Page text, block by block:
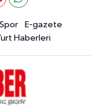
Spor
E-gazete
Haberleri